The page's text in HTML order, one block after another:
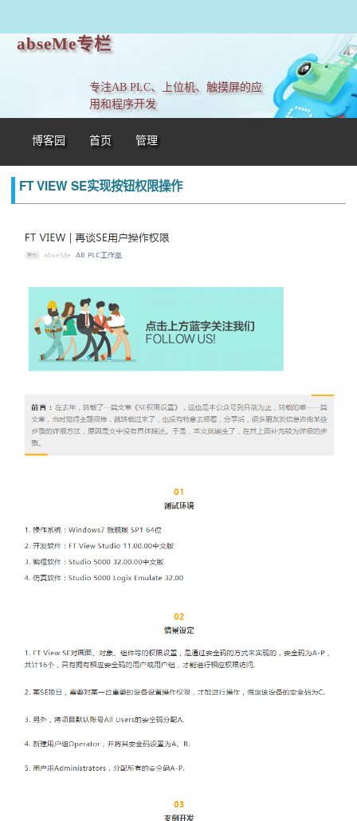
abseMe专栏
专注AB PLC、上位机、触摸屏的应
用和程序开发
博客园 首页 管理
FT VIEW SE实现按钮权限操作